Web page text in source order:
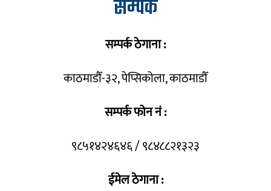
सम्पर्क
सम्पर्क ठेगाना :
काठमाडौँ-३२, पेप्सिकोला, काठमाडौँ
सम्पर्क फोन नं :
९८५१४२४६४६ / ९८४८८२१३२३
ईमेल ठेगाना :